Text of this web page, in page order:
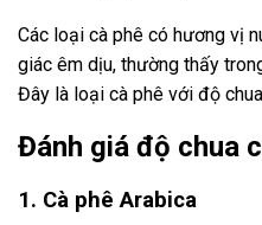
Các loại cà phê có hương vị
giác êm dịu, thường thấy
Đây là loại cà phê với độ
Đánh giá độ chua
1. Cà phê Arabica